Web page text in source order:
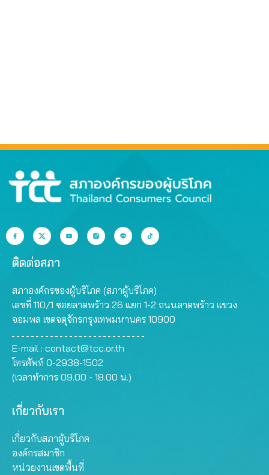
ติดต่อสภา
สภาองค์กรของผู้บริโภค (สภาผู้บริโภค)
เลขที่ 110/1 ซอยลาดพร้าว 26 แยก 1-2 ถนนลาดพร้าว แขวง
จอมพล เขตจตุจักรกรุงเทพมหานคร 10900
E-mail : contact@tcc.or.th
โทรศัพท์ 0-2938-1502
(เวลาทำการ 09.00 - 18.00 น.)
เกี่ยวกับเรา
เกี่ยวกับสภาผู้บริโภค
องค์กรสมาชิก
หน่วยงานเขตพื้นที่